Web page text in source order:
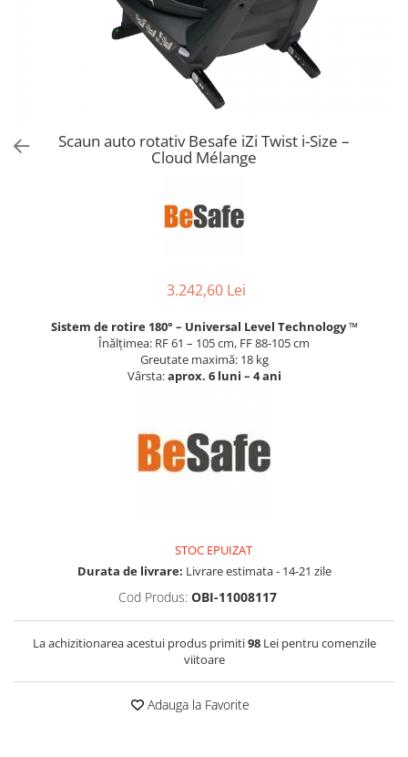
Consultanta Instalare
PAPUSI
Scaun auto rotativ Besafe iZi Twist i-Size –
Cloud Mélange
3.242,60 Lei
Sistem de rotire 180° – Universal Level Technology ™
Înălțimea: RF 61 – 105 cm, FF 88-105 cm
Greutate maximă: 18 kg
Vârsta:aprox. 6 luni – 4 ani
STOC EPUIZAT
Durata de livrare: Livrare estimata - 14-21 zile
Cod Produs: OBI-11008117
La achizitionarea acestui produs primiti98Lei pentru comenzile
viitoare
Adauga la Favorite